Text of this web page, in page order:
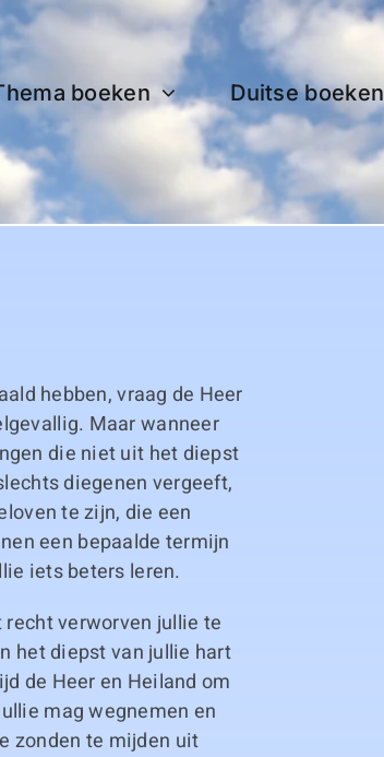
boeken Duitse boeken
hebben, vraag de Heer
Maar wanneer
die niet uit het diepst
diegenen vergeeft,
te zijn, die een
een bepaalde termijn
iets beters leren.
verworven jullie te
het diepst van jullie hart
de Heer en Heiland om
mag wegnemen en
zonden te mijden uit